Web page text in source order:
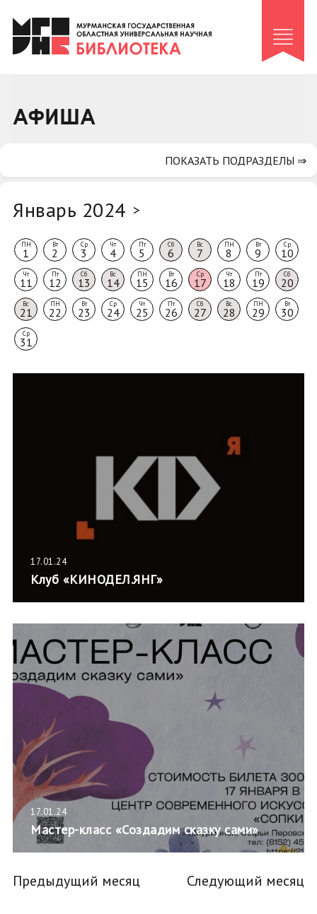
Клуб «Гиря и сельдерей»
Клуб «Семейный архив»
Коллегам
АФИША
Январь 2024 >
ПН
1
Вт
2
Ср
3
Чт
4
Пт
5
Сб
6
Вс
7
ПН
8
Вт
9
Ср
10
Чт
11
Пт
12
Сб
13
Вс
14
ПН
15
Вт
16
Ср
17
Чт
18
Пт
19
Сб
20
Вс
21
ПН
22
Вт
23
Ср
24
Чт
25
Пт
26
Сб
27
Вс
28
ПН
29
Вт
30
Ср
31
17.01.24
Клуб «КИНОДЕЛ.ЯНГ»
17.01.24
Мастер-класс «Создадим сказку сами»
Предыдущий месяц Следующий месяц
ПОКАЗАТЬ ПОДРАЗДЕЛЫ ⇒